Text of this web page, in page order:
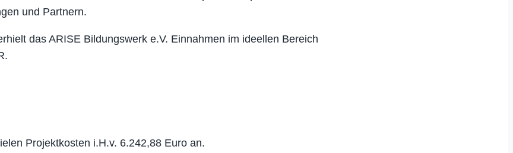
und Partnern.
das ARISE Bildungswerk e.V. Einnahmen im ideellen Bereich
Projektkosten i.H.v. 6.242,88 Euro an.